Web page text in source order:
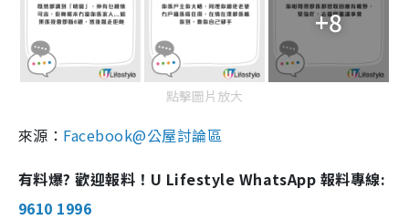
+8
點擊圖片放大
來源： Facebook@公屋討論區
有料爆? 歡迎報料！U Lifestyle WhatsApp 報料專線:
9610 1996